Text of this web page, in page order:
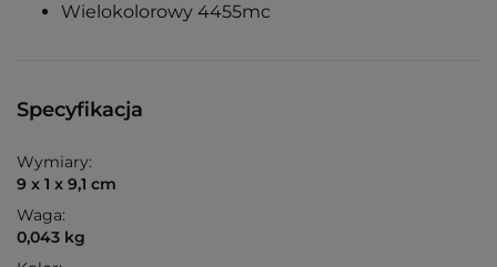
Wielokolorowy 4455mc
Specyfikacja
Wymiary:
9 x 1 x 9,1 cm
Waga:
0,043 kg